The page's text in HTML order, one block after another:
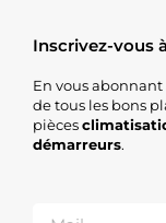
Inscrivez-vous
En vous
de tous les bons
pièces
démarreurs.